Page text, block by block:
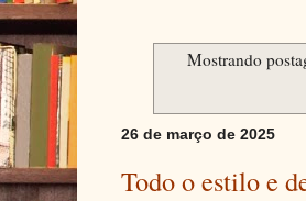
Mostrando
26 de março de 2025
Todo o estilo e